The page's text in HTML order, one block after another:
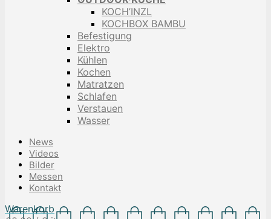
KOCH’INZL
KOCHBOX BAMBU
Befestigung
Elektro
Kühlen
Kochen
Matratzen
Schlafen
Verstauen
Wasser
News
Videos
Bilder
Messen
Kontakt
Warenkorb